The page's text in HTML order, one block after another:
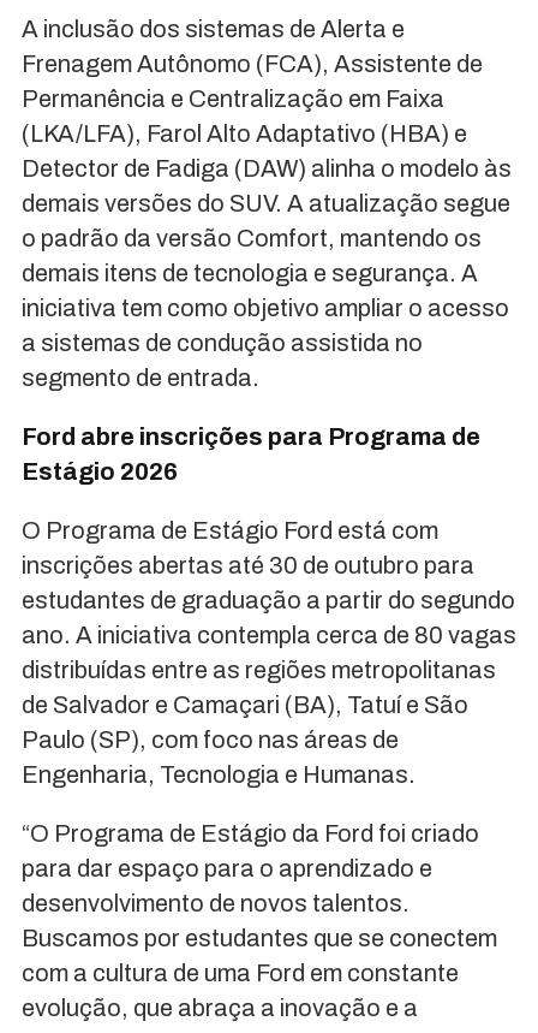
A inclusão dos sistemas de Alerta e
Frenagem Autônomo (FCA), Assistente de
Permanência e Centralização em Faixa
(LKA/LFA), Farol Alto Adaptativo (HBA) e
Detector de Fadiga (DAW) alinha o modelo às
demais versões do SUV. A atualização segue
o padrão da versão Comfort, mantendo os
demais itens de tecnologia e segurança. A
iniciativa tem como objetivo ampliar o acesso
a sistemas de condução assistida no
segmento de entrada.
Ford abre inscrições para Programa de
Estágio 2026
O Programa de Estágio Ford está com
inscrições abertas até 30 de outubro para
estudantes de graduação a partir do segundo
ano. A iniciativa contempla cerca de 80 vagas
distribuídas entre as regiões metropolitanas
de Salvador e Camaçari (BA), Tatuí e São
Paulo (SP), com foco nas áreas de
Engenharia, Tecnologia e Humanas.
“O Programa de Estágio da Ford foi criado
para dar espaço para o aprendizado e
desenvolvimento de novos talentos.
Buscamos por estudantes que se conectem
com a cultura de uma Ford em constante
evolução, que abraça a inovação e a